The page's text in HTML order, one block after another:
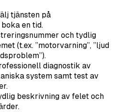
tjänsten på
en tid.
och tydlig
(t.ex. ”motorvarning”, ”ljud
diagnostik av
system samt test av
beskrivning av felet och